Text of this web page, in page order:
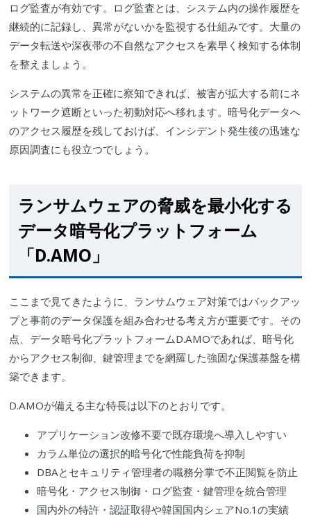
ログ監査が有効です。ログ監査とは、システム内の操作履歴を
継続的に記録し、異常がないかを監視する仕組みです。大量の
データ転送や深夜帯の不自然なアクセスを素早く検知する体制
を整えましょう。
システムの異常を正確に察知できれば、被害が拡大する前にネ
ットワーク遮断といった初動対応へ移れます。暗号化データへ
のアクセス履歴を残しておけば、インシデント発生後の迅速な
原因調査にも役立つでしょう。
ランサムウェアの脅威を最小化する
データ暗号化プラットフォーム
「D.AMO」
ここまで見てきたように、ランサムウェア対策ではバックアッ
プと事前のデータ保護を組み合わせる考え方が重要です。その
点、データ暗号化プラットフォームD.AMOであれば、暗号化
からアクセス制御、鍵管理までを網羅した強固な保護基盤を構
築できます。
D.AMOが備える主な特長は以下のとおりです。
アプリケーション改修不要で既存環境へ導入しやすい
カラム単位の選択的暗号化で性能負荷を抑制
DBAとセキュリティ管理者の職務分掌で不正閲覧を防止
暗号化・アクセス制御・ログ監査・鍵管理を統合管理
国内外の特許・認証取得や韓国国内シェアNo.1の実績